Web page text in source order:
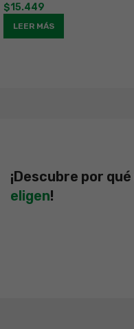
$15.449
LEER MÁS
¡Descubre por qué
eligen!